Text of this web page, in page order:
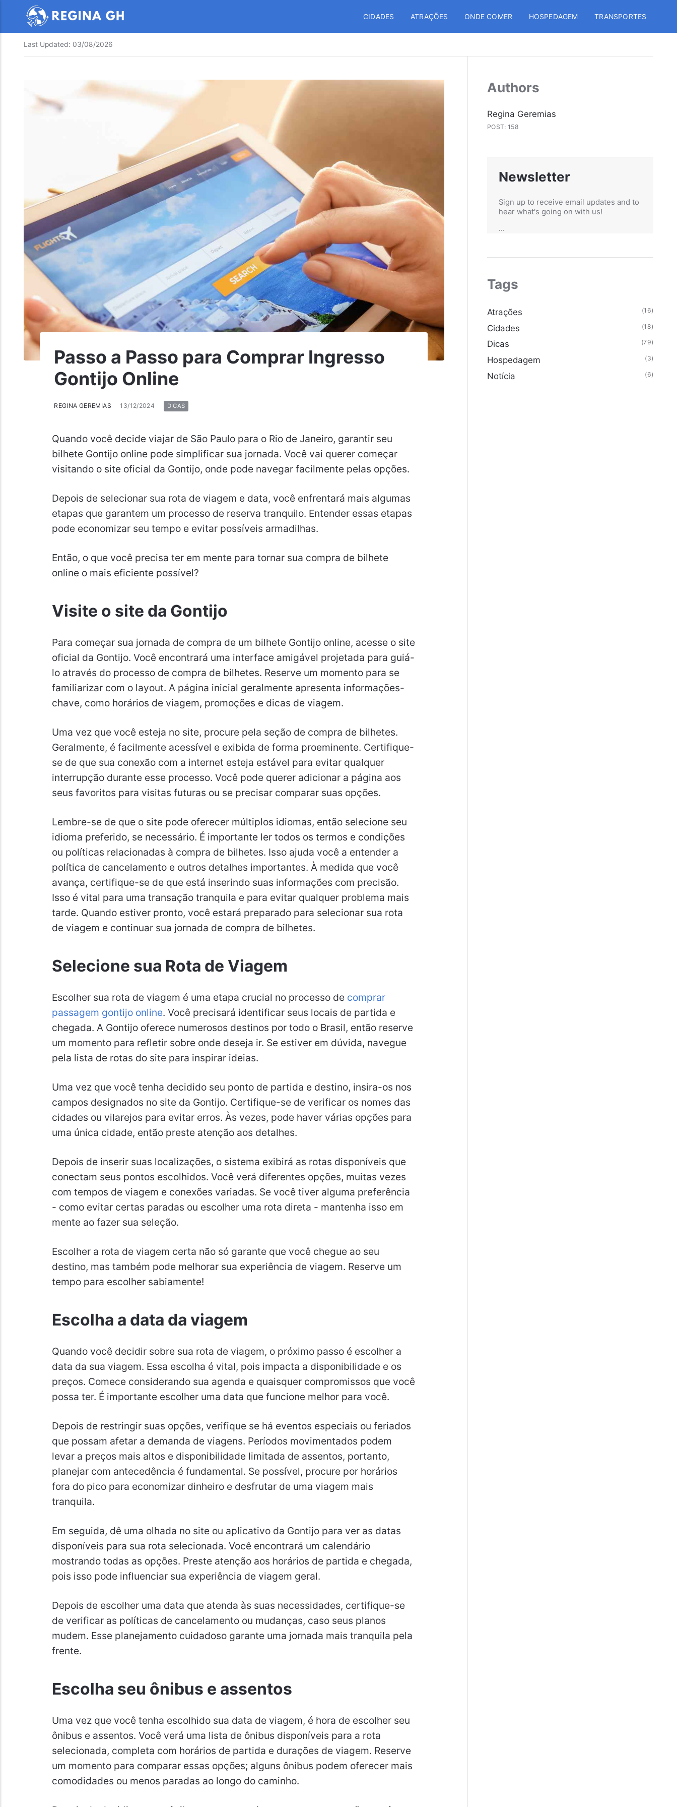
CIDADES ATRAÇÕES ONDE COMER HOSPEDAGEM TRANSPORTES
Last Updated: 03/08/2026
Passo a Passo para Comprar Ingresso
Gontijo Online
REGINA GEREMIAS 13/12/2024 DICAS
Quando você decide viajar de São Paulo para o Rio de Janeiro, garantir seu
bilhete Gontijo online pode simplificar sua jornada. Você vai querer começar
visitando o site oficial da Gontijo, onde pode navegar facilmente pelas opções.
Depois de selecionar sua rota de viagem e data, você enfrentará mais algumas
etapas que garantem um processo de reserva tranquilo. Entender essas etapas
pode economizar seu tempo e evitar possíveis armadilhas.
Então, o que você precisa ter em mente para tornar sua compra de bilhete
online o mais eficiente possível?
Visite o site da Gontijo
Para começar sua jornada de compra de um bilhete Gontijo online, acesse o site
oficial da Gontijo. Você encontrará uma interface amigável projetada para guiá-
lo através do processo de compra de bilhetes. Reserve um momento para se
familiarizar com o layout. A página inicial geralmente apresenta informações-
chave, como horários de viagem, promoções e dicas de viagem.
Uma vez que você esteja no site, procure pela seção de compra de bilhetes.
Geralmente, é facilmente acessível e exibida de forma proeminente. Certifique-
se de que sua conexão com a internet esteja estável para evitar qualquer
interrupção durante esse processo. Você pode querer adicionar a página aos
seus favoritos para visitas futuras ou se precisar comparar suas opções.
Lembre-se de que o site pode oferecer múltiplos idiomas, então selecione seu
idioma preferido, se necessário. É importante ler todos os termos e condições
ou políticas relacionadas à compra de bilhetes. Isso ajuda você a entender a
política de cancelamento e outros detalhes importantes. À medida que você
avança, certifique-se de que está inserindo suas informações com precisão.
Isso é vital para uma transação tranquila e para evitar qualquer problema mais
tarde. Quando estiver pronto, você estará preparado para selecionar sua rota
de viagem e continuar sua jornada de compra de bilhetes.
Selecione sua Rota de Viagem
Escolher sua rota de viagem é uma etapa crucial no processo de comprar
passagem gontijo online. Você precisará identificar seus locais de partida e
chegada. A Gontijo oferece numerosos destinos por todo o Brasil, então reserve
um momento para refletir sobre onde deseja ir. Se estiver em dúvida, navegue
pela lista de rotas do site para inspirar ideias.
Uma vez que você tenha decidido seu ponto de partida e destino, insira-os nos
campos designados no site da Gontijo. Certifique-se de verificar os nomes das
cidades ou vilarejos para evitar erros. Às vezes, pode haver várias opções para
uma única cidade, então preste atenção aos detalhes.
Depois de inserir suas localizações, o sistema exibirá as rotas disponíveis que
conectam seus pontos escolhidos. Você verá diferentes opções, muitas vezes
com tempos de viagem e conexões variadas. Se você tiver alguma preferência
- como evitar certas paradas ou escolher uma rota direta - mantenha isso em
mente ao fazer sua seleção.
Escolher a rota de viagem certa não só garante que você chegue ao seu
destino, mas também pode melhorar sua experiência de viagem. Reserve um
tempo para escolher sabiamente!
Escolha a data da viagem
Quando você decidir sobre sua rota de viagem, o próximo passo é escolher a
data da sua viagem. Essa escolha é vital, pois impacta a disponibilidade e os
preços. Comece considerando sua agenda e quaisquer compromissos que você
possa ter. É importante escolher uma data que funcione melhor para você.
Depois de restringir suas opções, verifique se há eventos especiais ou feriados
que possam afetar a demanda de viagens. Períodos movimentados podem
levar a preços mais altos e disponibilidade limitada de assentos, portanto,
planejar com antecedência é fundamental. Se possível, procure por horários
fora do pico para economizar dinheiro e desfrutar de uma viagem mais
tranquila.
Em seguida, dê uma olhada no site ou aplicativo da Gontijo para ver as datas
disponíveis para sua rota selecionada. Você encontrará um calendário
mostrando todas as opções. Preste atenção aos horários de partida e chegada,
pois isso pode influenciar sua experiência de viagem geral.
Depois de escolher uma data que atenda às suas necessidades, certifique-se
de verificar as políticas de cancelamento ou mudanças, caso seus planos
mudem. Esse planejamento cuidadoso garante uma jornada mais tranquila pela
frente.
Escolha seu ônibus e assentos
Uma vez que você tenha escolhido sua data de viagem, é hora de escolher seu
ônibus e assentos. Você verá uma lista de ônibus disponíveis para a rota
selecionada, completa com horários de partida e durações de viagem. Reserve
um momento para comparar essas opções; alguns ônibus podem oferecer mais
comodidades ou menos paradas ao longo do caminho.
Authors
Regina Geremias
POST: 158
Newsletter
Sign up to receive email updates and to
hear what's going on with us!
...
Tags
Atrações (16)
Cidades (18)
Dicas (79)
Hospedagem (3)
Notícia (6)